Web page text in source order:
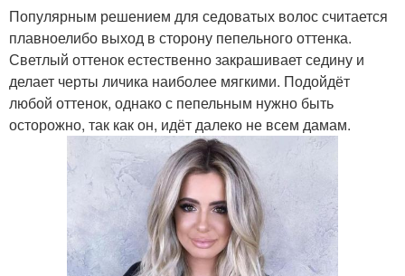
Популярным решением для седоватых волос считается
плавноелибо выход в сторону пепельного оттенка.
Светлый оттенок естественно закрашивает седину и
делает черты личика наиболее мягкими. Подойдёт
любой оттенок, однако с пепельным нужно быть
осторожно, так как он, идёт далеко не всем дамам.